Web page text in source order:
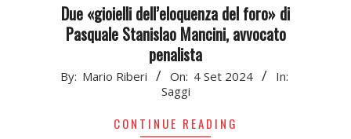
Due «gioielli dell’eloquenza del foro» di
Pasquale Stanislao Mancini, avvocato
penalista
2024-
By: Mario Riberi On: 4 Set 2024
In:
Saggi
CONTINUE READING